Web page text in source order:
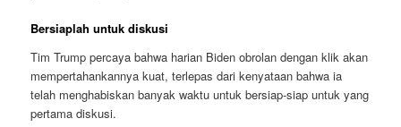
Bersiaplah untuk diskusi
Tim Trump percaya bahwa harian Biden obrolan dengan klik akan
mempertahankannya kuat, terlepas dari kenyataan bahwa ia
telah menghabiskan banyak waktu untuk bersiap-siap untuk yang
pertama diskusi.